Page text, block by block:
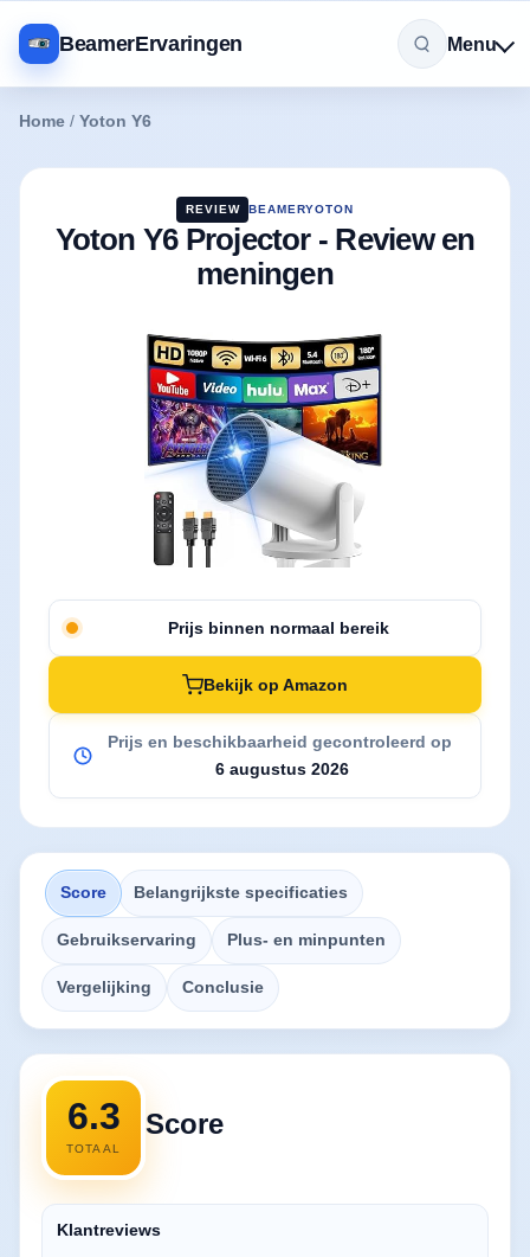
BeamerErvaringen Menu
Home / Yoton Y6
REVIEW BEAMERYOTON
Yoton Y6 Projector - Review en
meningen
Prijs binnen normaal bereik
Bekijk op Amazon
Prijs en beschikbaarheid gecontroleerd op
6 augustus 2026
Score Belangrijkste specificaties
Gebruikservaring Plus- en minpunten
Vergelijking Conclusie
6.3
TOTAAL
Score
Klantreviews